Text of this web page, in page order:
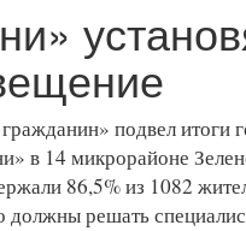
подвел итоги
в 14 микрорайоне
86,5% из 1082
должны решать